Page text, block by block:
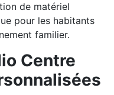
de matériel
pour les habitants
familier.
Centre